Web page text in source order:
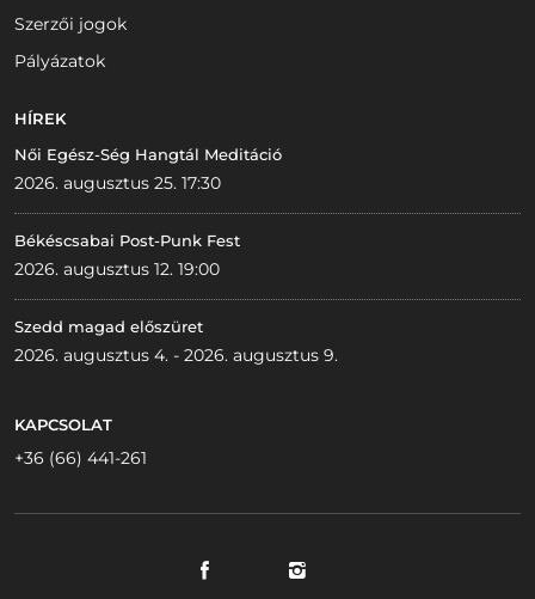
Szerzői jogok
Pályázatok
HÍREK
Női Egész-Ség Hangtál Meditáció
2026. augusztus 25. 17:30
Békéscsabai Post-Punk Fest
2026. augusztus 12. 19:00
Szedd magad előszüret
2026. augusztus 4. - 2026. augusztus 9.
KAPCSOLAT
+36 (66) 441-261